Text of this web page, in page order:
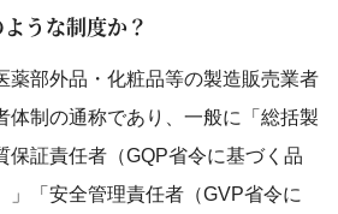
うな制度か？
薬部外品・化粧品等の製造販売業者
体制の通称であり、一般に「総括製
保証責任者（GQP省令に基づく品
」「安全管理責任者（GVP省令に